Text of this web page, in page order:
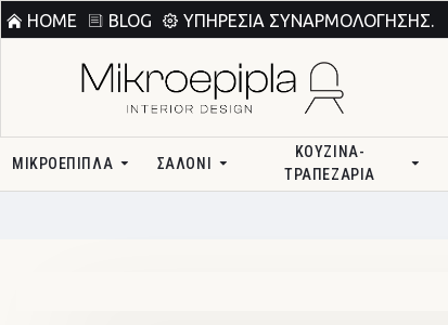
HOME BLOG ΥΠΗΡΕΣΊΑ ΣΥΝΑΡΜΟΛΌΓΗΣΗΣ.
ΜΙΚΡΟΕΠΙΠΛΑ ΣΑΛΌΝΙ
ΚΟΥΖΊΝΑ-
ΤΡΑΠΕΖΑΡΊΑ